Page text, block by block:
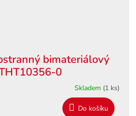
bimateriálový
0
Skladem (1 ks)
Do košíku